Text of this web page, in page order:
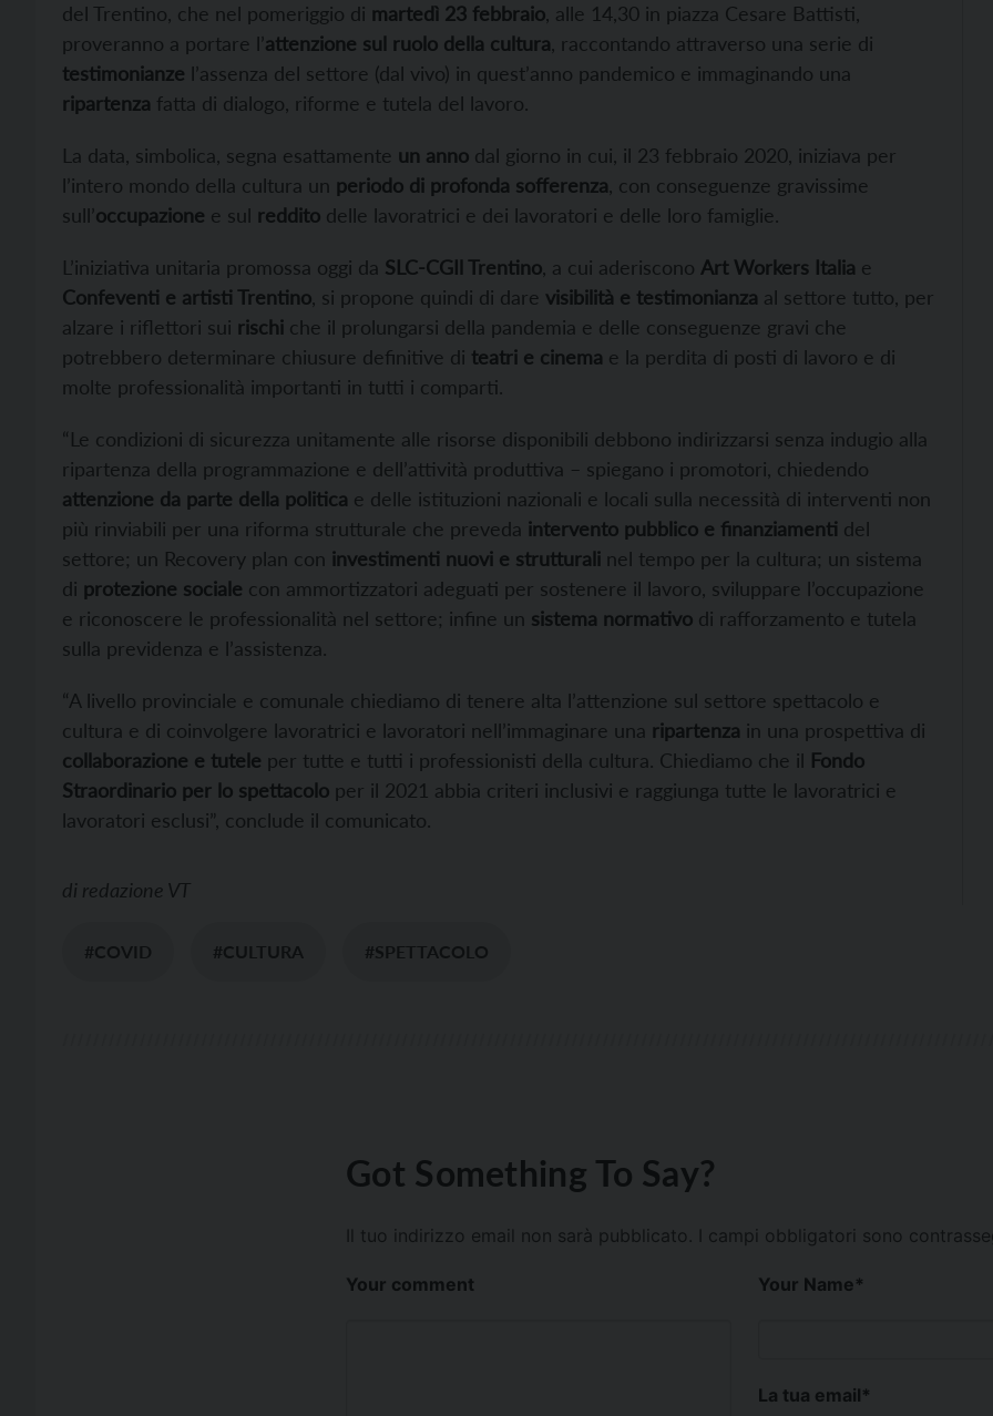
del Trentino, che nel pomeriggio di martedì 23 febbraio , alle 14,30 in piazza Cesare Battisti,
proveranno a portare l’attenzione sul ruolo della cultura , raccontando attraverso una serie di
testimonianze l’assenza del settore (dal vivo) in quest’anno pandemico e immaginando una
ripartenza fatta di dialogo, riforme e tutela del lavoro.
La data, simbolica, segna esattamente un anno dal giorno in cui, il 23 febbraio 2020, iniziava per
l’intero mondo della cultura un periodo di profonda sofferenza , con conseguenze gravissime
sull’occupazione e sul reddito delle lavoratrici e dei lavoratori e delle loro famiglie.
L’iniziativa unitaria promossa oggi da SLC-CGIl Trentino , a cui aderiscono Art Workers Italia e
Confeventi e artisti Trentino , si propone quindi di dare visibilità e testimonianza al settore tutto, per
alzare i riflettori sui rischi che il prolungarsi della pandemia e delle conseguenze gravi che
potrebbero determinare chiusure definitive di teatri e cinema e la perdita di posti di lavoro e di
molte professionalità importanti in tutti i comparti.
“Le condizioni di sicurezza unitamente alle risorse disponibili debbono indirizzarsi senza indugio alla
ripartenza della programmazione e dell’attività produttiva – spiegano i promotori, chiedendo
attenzione da parte della politica e delle istituzioni nazionali e locali sulla necessità di interventi non
più rinviabili per una riforma strutturale che preveda intervento pubblico e finanziamenti del
settore; un Recovery plan con investimenti nuovi e strutturali nel tempo per la cultura; un sistema
di protezione sociale con ammortizzatori adeguati per sostenere il lavoro, sviluppare l’occupazione
e riconoscere le professionalità nel settore; infine un sistema normativo di rafforzamento e tutela
sulla previdenza e l’assistenza.
“A livello provinciale e comunale chiediamo di tenere alta l’attenzione sul settore spettacolo e
cultura e di coinvolgere lavoratrici e lavoratori nell’immaginare una ripartenza in una prospettiva di
collaborazione e tutele per tutte e tutti i professionisti della cultura. Chiediamo che il Fondo
Straordinario per lo spettacolo per il 2021 abbia criteri inclusivi e raggiunga tutte le lavoratrici e
lavoratori esclusi”, conclude il comunicato.
di redazione VT
#COVID #CULTURA #SPETTACOLO
Got Something To Say?
Il tuo indirizzo email non sarà pubblicato. I campi obbligatori sono
Your comment Your Name*
La tua email*